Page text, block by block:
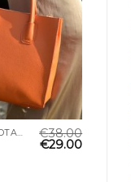
LEDEREN HANDTASSEN €38.00
€29.00